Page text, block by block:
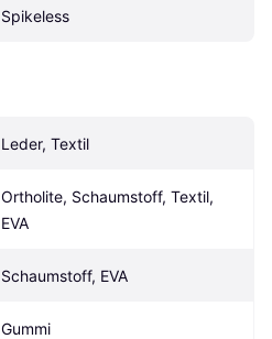
Spikeless
Leder, Textil
Ortholite, Schaumstoff, Textil,
EVA
Schaumstoff, EVA
Gummi